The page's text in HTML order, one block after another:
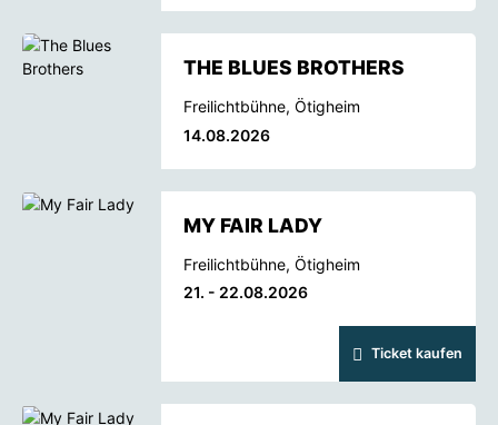
THE BLUES BROTHERS
Freilichtbühne, Ötigheim
14.08.2026
MY FAIR LADY
Freilichtbühne, Ötigheim
21. - 22.08.2026
Ticket kaufen